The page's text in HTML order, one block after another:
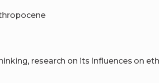
research on its influences on